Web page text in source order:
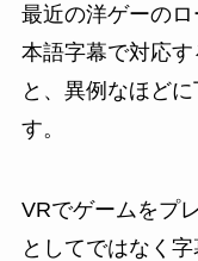
最近の洋ゲーの
本語字幕で対応
と、異例なほど
す。
VRでゲームをプ
としてではなく